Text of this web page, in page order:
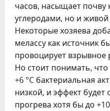
часов, насыщает почву
углеродами, но и
Некоторые хозяева
мелассу как источник
провоцирует
Но стоит понимать,
+6 °C бактериальная
низкой, и эффект
прогрева хотя бы до